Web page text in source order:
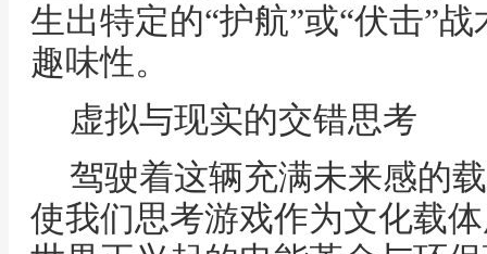
生出特定的“护航”或“伏击”
趣味性。
虚拟与现实的交错思考
驾驶着这辆充满未来感的
使我们思考游戏作为文化载